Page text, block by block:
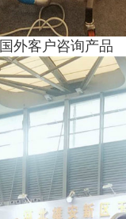
国外客户咨询产品